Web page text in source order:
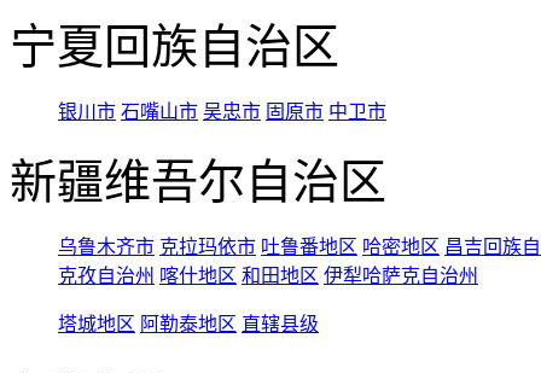
宁夏回族自治区
银川市 石嘴山市 吴忠市 固原市 中卫市
新疆维吾尔自治区
乌鲁木齐市 克拉玛依市 吐鲁番地区 哈密地区 昌吉回族
克孜自治州 喀什地区 和田地区 伊犁哈萨克自治州
塔城地区 阿勒泰地区 直辖县级